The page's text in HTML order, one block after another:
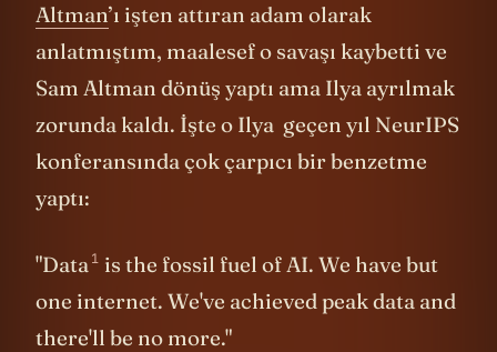
Altman’ı işten attıran adam olarak
anlatmıştım, maalesef o savaşı kaybetti ve
Sam Altman dönüş yaptı ama Ilya ayrılmak
zorunda kaldı. İşte o Ilya geçen yıl NeurIPS
konferansında çok çarpıcı bir benzetme
yaptı:
"Data 1 is the fossil fuel of AI. We have but
one internet. We've achieved peak data and
there'll be no more."